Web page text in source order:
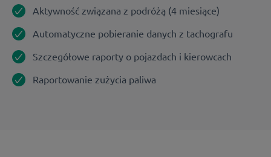
Aktywność związana z podróżą (4 miesiące)
Automatyczne pobieranie danych z tachografu
Szczegółowe raporty o pojazdach i kierowcach
Raportowanie zużycia paliwa